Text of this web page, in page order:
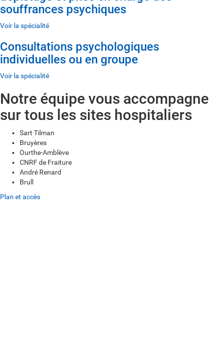
souffrances psychiques
Voir la spécialité
Consultations psychologiques
individuelles ou en groupe
Voir la spécialité
Notre équipe vous accompagne
sur tous les sites hospitaliers
Sart Tilman
Bruyères
Ourthe-Amblève
CNRF de Fraiture
André Renard
Brull
Plan et accès